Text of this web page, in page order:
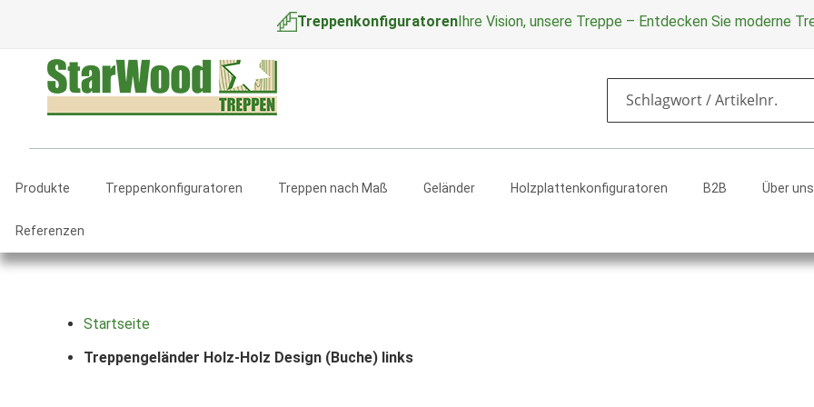
TreppenkonfiguratorenIhre Vision, unsere Treppe – Entdecken Sie moderne
Produkte Treppenkonfiguratoren Treppen nach Maß Geländer Holzplattenkonfiguratoren B2B Über uns
Referenzen
Startseite
Treppengeländer Holz-Holz Design (Buche) links